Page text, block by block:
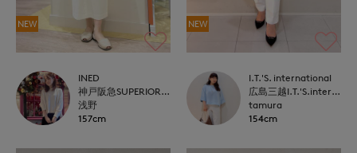
NEW
INED
神戸阪急SUPERIORCLOSET
浅野
157cm
NEW
I.T.'S. international
広島三越I.T.'S.international
tamura
154cm